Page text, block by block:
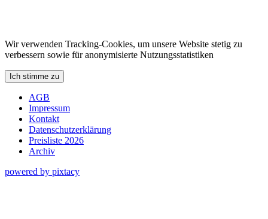
Wir verwenden Tracking-Cookies, um unsere Website stetig zu
verbessern sowie für anonymisierte Nutzungsstatistiken
Ich stimme zu
AGB
Impressum
Kontakt
Datenschutzerklärung
Preisliste 2026
Archiv
powered by pixtacy